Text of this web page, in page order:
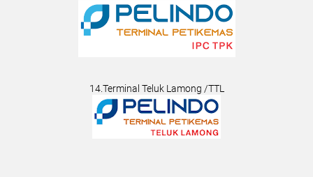
14.Terminal Teluk Lamong /TTL